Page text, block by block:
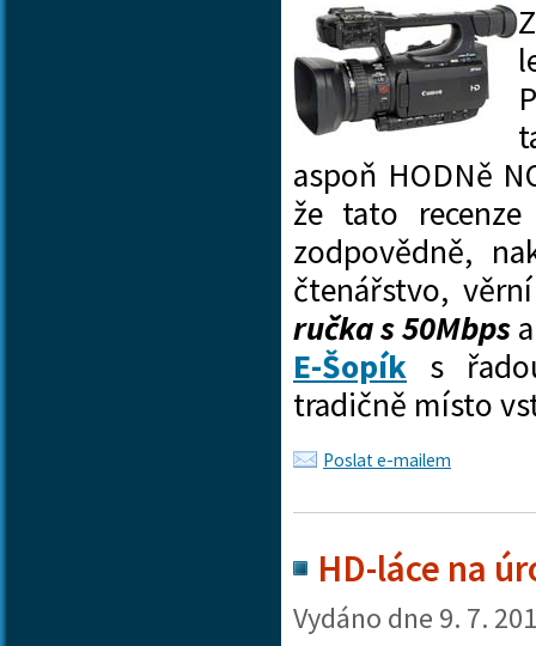
aspoň HODNě
že tato
zodpovědně,
čtenářstvo,
ručka s 50Mbps
E-Šopík s
tradičně místo
Poslat e-mailem
HD-láce na
Vydáno dne 9. 7.